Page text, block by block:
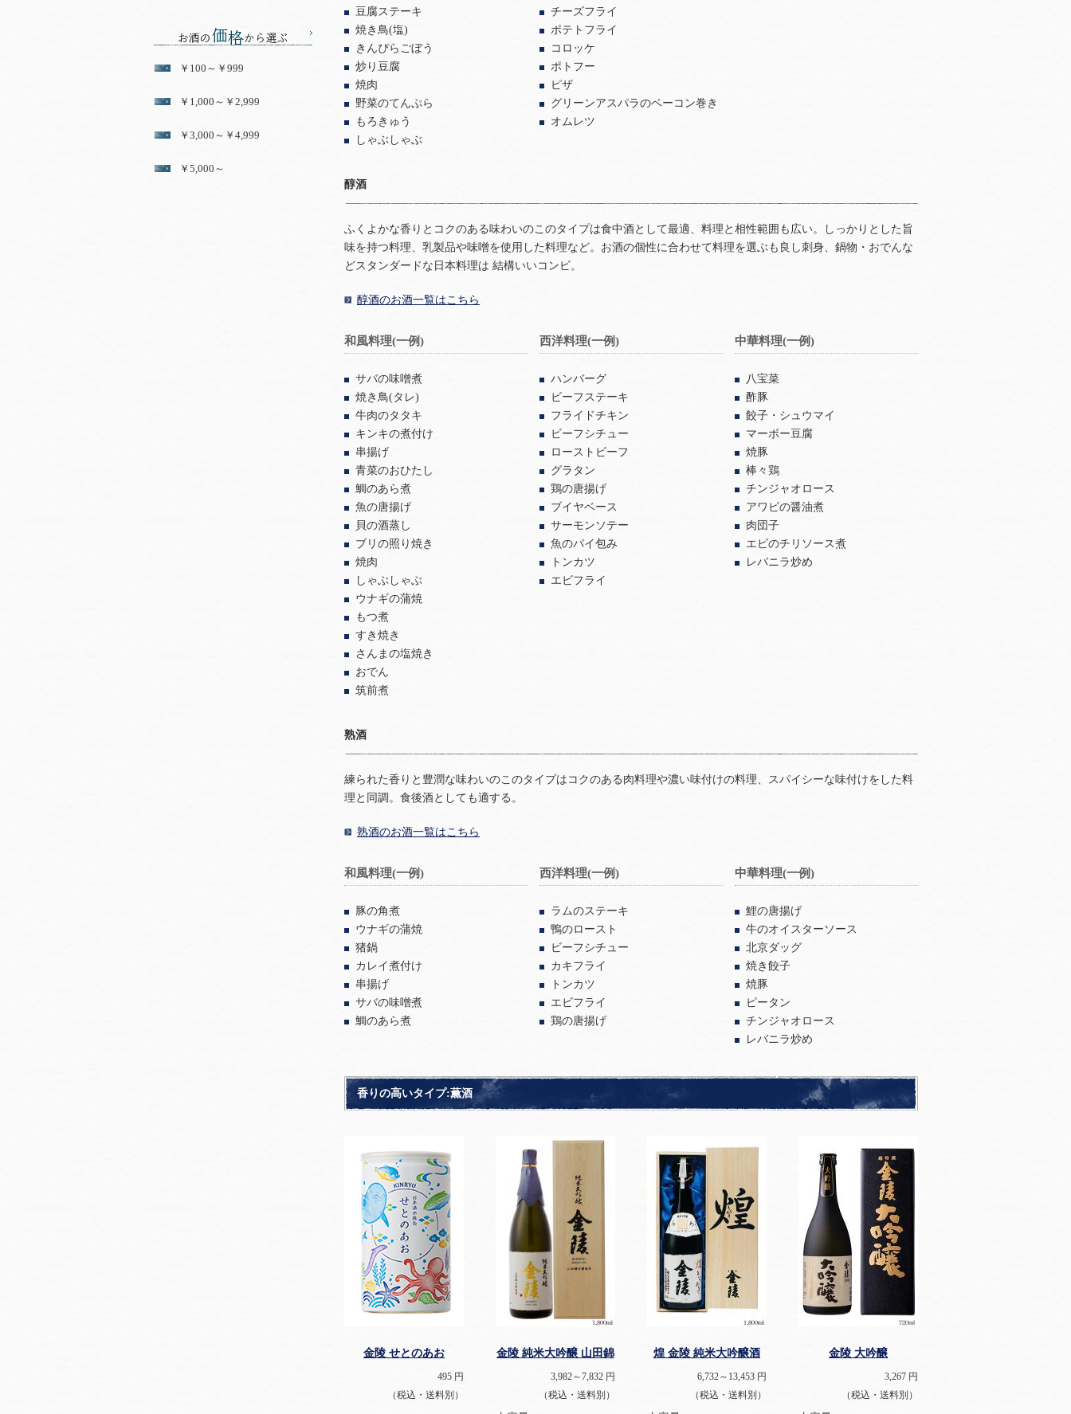
￥100～￥999
￥1,000～￥2,999
￥3,000～￥4,999
￥5,000～
豆腐ステーキ
焼き鳥(塩)
きんぴらごぼう
炒り豆腐
焼肉
野菜のてんぷら
もろきゅう
しゃぶしゃぶ
チーズフライ
ポテトフライ
コロッケ
ポトフー
ピザ
グリーンアスパラのベーコン巻き
オムレツ
醇酒
ふくよかな香りとコクのある味わいのこのタイプは食中酒として最適、料理と相性範囲も広い。しっかりとした旨
味を持つ料理、乳製品や味噌を使用した料理など。お酒の個性に合わせて料理を選ぶも良し刺身、鍋物・おでんな
どスタンダードな日本料理は 結構いいコンビ。
醇酒のお酒一覧はこちら
和風料理(一例)
サバの味噌煮
焼き鳥(タレ)
牛肉のタタキ
キンキの煮付け
串揚げ
青菜のおひたし
鯛のあら煮
魚の唐揚げ
貝の酒蒸し
ブリの照り焼き
焼肉
しゃぶしゃぶ
ウナギの蒲焼
もつ煮
すき焼き
さんまの塩焼き
おでん
筑前煮
西洋料理(一例)
ハンバーグ
ビーフステーキ
フライドチキン
ビーフシチュー
ローストビーフ
グラタン
鶏の唐揚げ
ブイヤベース
サーモンソテー
魚のパイ包み
トンカツ
エビフライ
中華料理(一例)
八宝菜
酢豚
餃子・シュウマイ
マーボー豆腐
焼豚
棒々鶏
チンジャオロース
アワビの醤油煮
肉団子
エビのチリソース煮
レバニラ炒め
熟酒
練られた香りと豊潤な味わいのこのタイプはコクのある肉料理や濃い味付けの料理、スパイシーな味付けをした料
理と同調。食後酒としても適する。
熟酒のお酒一覧はこちら
和風料理(一例)
豚の角煮
ウナギの蒲焼
猪鍋
カレイ煮付け
串揚げ
サバの味噌煮
鯛のあら煮
西洋料理(一例)
ラムのステーキ
鴨のロースト
ビーフシチュー
カキフライ
トンカツ
エビフライ
鶏の唐揚げ
中華料理(一例)
鯉の唐揚げ
牛のオイスターソース
北京ダッグ
焼き餃子
焼豚
ピータン
チンジャオロース
レバニラ炒め
香りの高いタイプ:薫酒
金陵 せとのあお
495 円
（税込・送料別）
金陵 純米大吟醸 山田錦
3,982～7,832 円
（税込・送料別）
煌 金陵 純米大吟醸酒
6,732～13,453 円
（税込・送料別）
金陵 大吟醸
3,267 円
（税込・送料別）